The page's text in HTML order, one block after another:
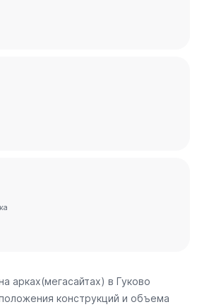
арках(мегасайтах) в Гуково
конструкций и объема